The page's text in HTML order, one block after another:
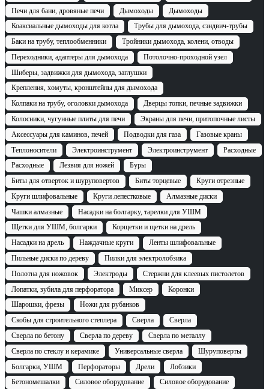
Печи для бани, дровяные печи
Дымоходы
Дымоходы
Коаксиальные дымоходы для котла
Трубы для дымохода, сэндвич-трубы
Баки на трубу, теплообменники
Тройники дымохода, колени, отводы
Переходники, адаптеры для дымохода
Потолочно-проходной узел
Шиберы, задвижки для дымохода, заглушки
Крепления, хомуты, кронштейны для дымохода
Колпаки на трубу, оголовки дымохода
Дверцы топки, печные задвижки
Колосники, чугунные плиты для печи
Экраны для печи, притопочные листы
Аксессуары для каминов, печей
Подводки для газа
Газовые краны
Теплоносители
Электроинструмент Электроинструмент
Расходные
Расходные
Лезвия для ножей
Буры
Биты для отверток и шуруповертов
Биты торцевые
Круги отрезные
Круги шлифовальные
Круги лепестковые
Алмазные диски
Чашки алмазные
Насадки на болгарку, тарелки для УШМ
Щетки для УШМ, болгарки
Корщетки и щетки на дрель
Насадки на дрель
Наждачные круги
Ленты шлифовальные
Пильные диски по дереву
Пилки для электролобзика
Полотна для ножовок
Электроды
Стержни для клеевых пистолетов
Лопатки, зубила для перфоратора
Миксер
Коронки
Шарошки, фрезы
Ножи для рубанков
Скобы для строительного степлера
Сверла
Сверла
Сверла по бетону
Сверла по дереву
Сверла по металлу
Сверла по стеклу и керамике
Универсальные сверла
Шуруповерты
Болгарки, УШМ
Перфораторы Дрели
Лобзики
Бетономешалки
Силовое оборудование Силовое оборудование